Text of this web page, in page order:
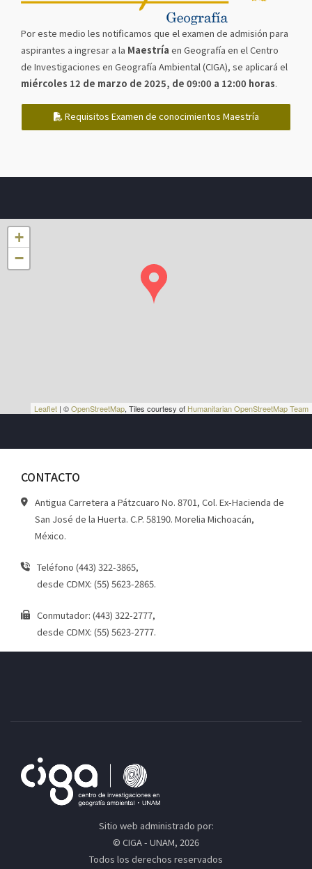
Por este medio les notificamos que el examen de admisión para
aspirantes a ingresar a la Maestría en Geografía en el Centro
de Investigaciones en Geografía Ambiental (CIGA), se aplicará el
miércoles 12 de marzo de 2025, de 09:00 a 12:00 horas.
Requisitos Examen de conocimientos Maestría
+
−
Leaflet | ©OpenStreetMap, Tiles courtesy of Humanitarian OpenStreetMap Team
CONTACTO
Antigua Carretera a Pátzcuaro No. 8701, Col. Ex-Hacienda de
San José de la Huerta. C.P. 58190. Morelia Michoacán,
México.
Teléfono (443) 322-3865,
desde CDMX: (55) 5623-2865.
Conmutador: (443) 322-2777,
desde CDMX: (55) 5623-2777.
Sitio web administrado por:
© CIGA - UNAM, 2026
Todos los derechos reservados